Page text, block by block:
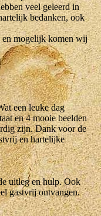
veel geleerd in
bedanken, ook
en mogelijk komen wij
een leuke dag
en 4 mooie beelden
zijn. Dank voor de
en hartelijke
uitleg en hulp. Ook
gastvrij ontvangen.